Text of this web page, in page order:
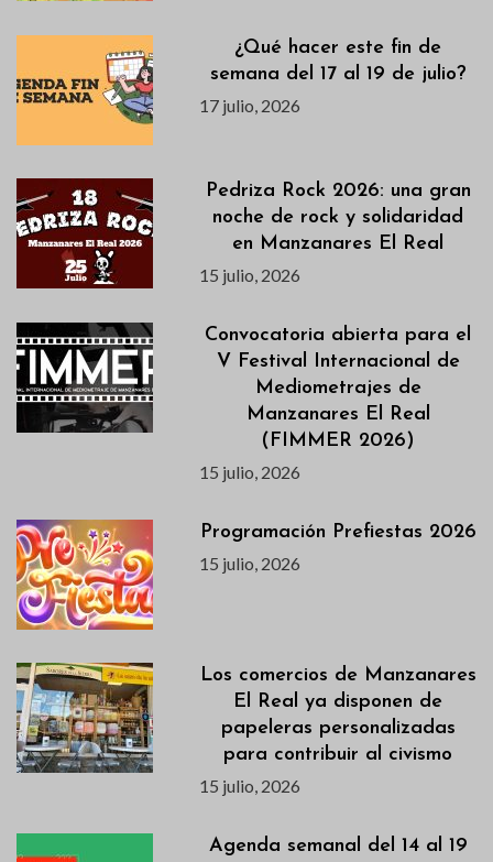
¿Qué hacer este fin de
semana del 17 al 19 de julio?
17 julio, 2026
Pedriza Rock 2026: una gran
noche de rock y solidaridad
en Manzanares El Real
15 julio, 2026
Convocatoria abierta para el
V Festival Internacional de
Mediometrajes de
Manzanares El Real
(FIMMER 2026)
15 julio, 2026
Programación Prefiestas 2026
15 julio, 2026
Los comercios de Manzanares
El Real ya disponen de
papeleras personalizadas
para contribuir al civismo
15 julio, 2026
Agenda semanal del 14 al 19